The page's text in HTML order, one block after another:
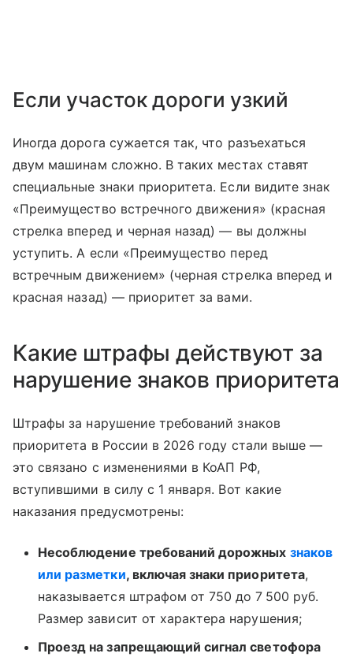
Если участок дороги узкий
Иногда дорога сужается так, что разъехаться
двум машинам сложно. В таких местах ставят
специальные знаки приоритета. Если видите знак
«Преимущество встречного движения» (красная
стрелка вперед и черная назад) — вы должны
уступить. А если «Преимущество перед
встречным движением» (черная стрелка вперед и
красная назад) — приоритет за вами.
Какие штрафы действуют за
нарушение знаков приоритета
Штрафы за нарушение требований знаков
приоритета в России в 2026 году стали выше —
это связано с изменениями в КоАП РФ,
вступившими в силу с 1 января. Вот какие
наказания предусмотрены:
Несоблюдение требований дорожных знаков
или разметки, включая знаки приоритета,
наказывается штрафом от 750 до 7 500 руб.
Размер зависит от характера нарушения;
Проезд на запрещающий сигнал светофора